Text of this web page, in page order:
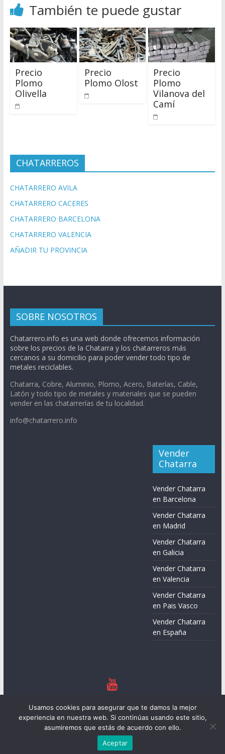
También te puede gustar
Precio
Plomo
Olivella
Precio
Plomo Olost
Precio
Plomo
Vilanova del
Camí
CHATARREROS
CHATARRERO AVILA
CHATARRERO CACERES
CHATARRERO BARCELONA
CHATARRERO VALENCIA
AÑADIR TU PROVINCIA
SOBRE NOSOTROS
Chatarrero.info es una web donde ofrecemos información
sobre los precios de la Chatarra y los chatarreros más
cercanos a su domicilio para poder vender todo tipo de
metales reciclables.
Chatarra, Cobre, Aluminio, Plomo, Acero, Baterías, Cable,
Latón y todo tipo de metales y materiales que se pueden
vender en las chatarrerías de tu localidad.
info@chatarrero.info
Vender
Chatarra
Vender Chatarra
en Barcelona
Vender Chatarra
en Madrid
Vender Chatarra
en Galicia
Vender Chatarra
en Valencia
Vender Chatarra
en Pais Vasco
Vender Chatarra
en España
derechos reservados.
Tema:ColorMagpor ThemeGrill. Funciona conWordPress
Usamos cookies para asegurar que te damos la mejor
experiencia en nuestra web. Si continúas usando este sitio,
asumiremos que estás de acuerdo con ello.
Aceptar